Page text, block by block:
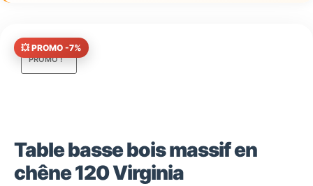
PROMO !
💥 PROMO -7%
Table basse bois massif en
chêne 120 Virginia